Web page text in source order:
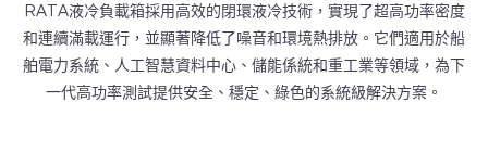
RATA液冷負載箱採用高效的閉環液冷技術，實現了超高功率密度
和連續滿載運行，並顯著降低了噪音和環境熱排放。它們適用於船
舶電力系統、人工智慧資料中心、儲能係統和重工業等領域，為下
一代高功率測試提供安全、穩定、綠色的系統級解決方案。